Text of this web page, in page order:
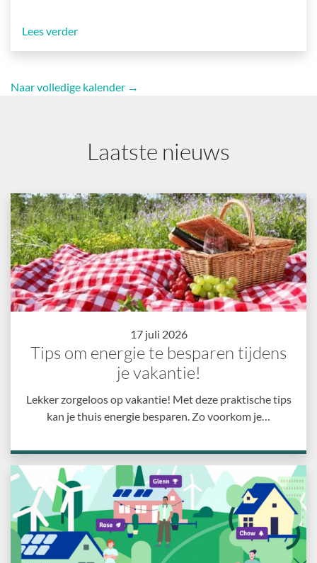
Lees verder
Naar volledige kalender →
Laatste nieuws
17 juli 2026
Tips om energie te besparen tijdens
je vakantie!
Lekker zorgeloos op vakantie! Met deze praktische tips
kan je thuis energie besparen. Zo voorkom je…